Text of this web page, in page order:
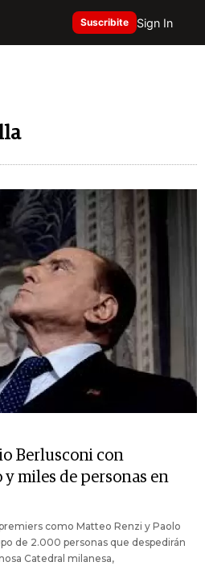
Suscribite Sign In
Berlusconi con
y miles de personas en
como Matteo Renzi y Paolo
de 2.000 personas que despedirán
Catedral milanesa,